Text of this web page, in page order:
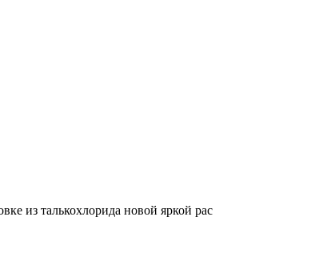
из талькохлорида новой яркой рас